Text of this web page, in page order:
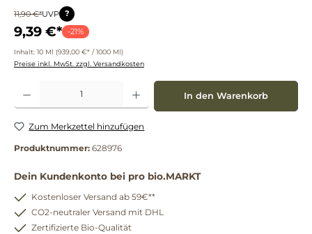
11,90 €*UVP ?
9,39 €* -21%
Inhalt: 10 Ml (939,00 €* / 1000 Ml)
Preise inkl. MwSt. zzgl. Versandkosten
Produkt Anzahl: Gib den gewünschten Wert ein oder benutze die Schaltflächen um
In den Warenkorb
Zum Merkzettel hinzufügen
Produktnummer: 628976
Dein Kundenkonto bei pro bio.MARKT
Kostenloser Versand ab 59€**
CO2-neutraler Versand mit DHL
Zertifizierte Bio-Qualität